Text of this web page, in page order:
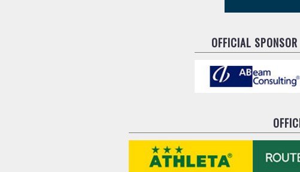
OFFICIAL SPONSOR